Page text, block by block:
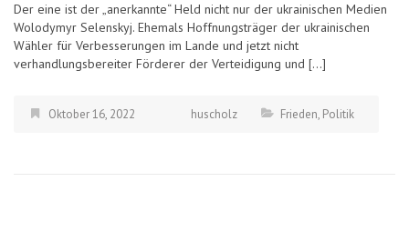
Der eine ist der „anerkannte“ Held nicht nur der ukrainischen Medien
Wolodymyr Selenskyj. Ehemals Hoffnungsträger der ukrainischen
Wähler für Verbesserungen im Lande und jetzt nicht
verhandlungsbereiter Förderer der Verteidigung und […]
Oktober 16, 2022 huscholz Frieden, Politik